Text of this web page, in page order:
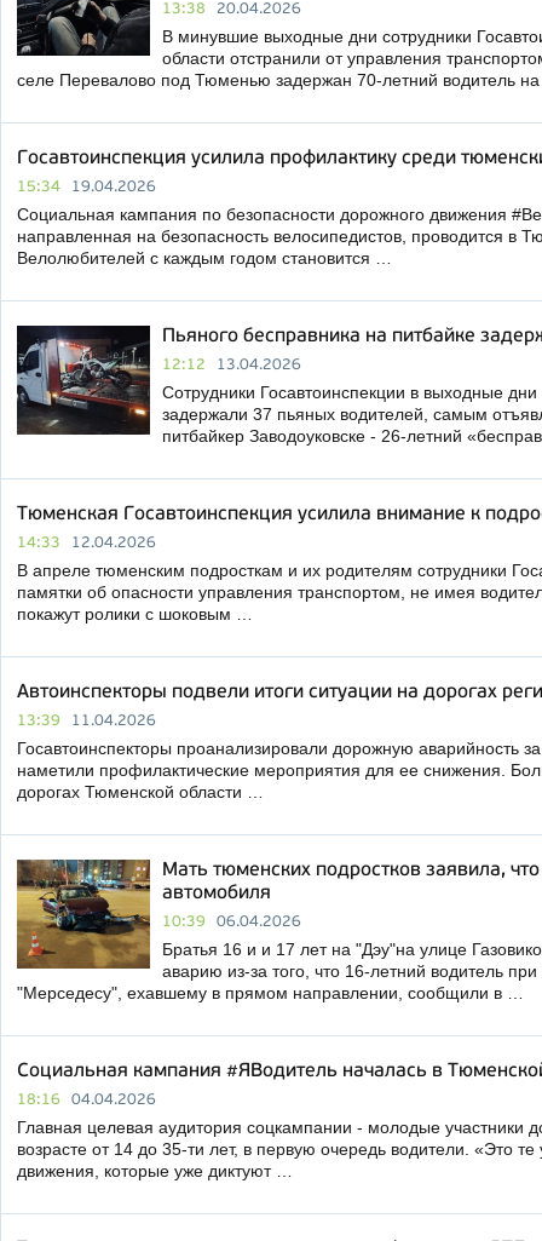
13:38 20.04.2026
В минувшие выходные дни сотрудники
области отстранили от управления
селе Перевалово под Тюменью задержан 70-летний водитель
Госавтоинспекция усилила профилактику среди
15:34 19.04.2026
Социальная кампания по безопасности дорожного движения
направленная на безопасность велосипедистов, проводится в
Велолюбителей с каждым годом становится …
Пьяного бесправника на питбайке
12:12 13.04.2026
Сотрудники Госавтоинспекции в выходные
задержали 37 пьяных водителей, самым
питбайкер Заводоуковске - 26-летний
Тюменская Госавтоинспекция усилила внимание к
14:33 12.04.2026
В апреле тюменским подросткам и их родителям сотрудники
памятки об опасности управления транспортом, не имея
покажут ролики с шоковым …
Автоинспекторы подвели итоги ситуации на дорогах
13:39 11.04.2026
Госавтоинспекторы проанализировали дорожную аварийность
наметили профилактические мероприятия для ее снижения.
дорогах Тюменской области …
Мать тюменских подростков заявила,
автомобиля
10:39 06.04.2026
Братья 16 и и 17 лет на "Дэу"на улице
аварию из-за того, что 16-летний водитель
"Мерседесу", ехавшему в прямом направлении, сообщили в …
Социальная кампания #ЯВодитель началась в
18:16 04.04.2026
Главная целевая аудитория соцкампании - молодые участники
возрасте от 14 до 35-ти лет, в первую очередь водители. «Это те
движения, которые уже диктуют …